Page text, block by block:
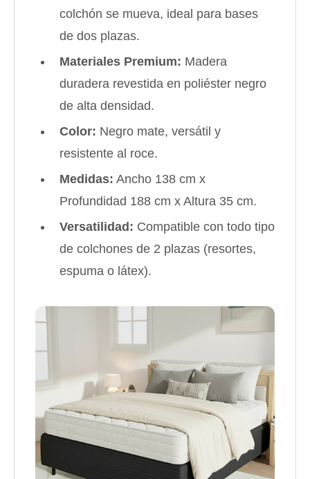
colchón se mueva, ideal para bases
de dos plazas.
Materiales Premium: Madera
duradera revestida en poliéster negro
de alta densidad.
Color: Negro mate, versátil y
resistente al roce.
Medidas: Ancho 138 cm x
Profundidad 188 cm x Altura 35 cm.
Versatilidad: Compatible con todo tipo
de colchones de 2 plazas (resortes,
espuma o látex).
Día Mes
* sujeto a aprobación crediticia. El monto disponible
puede variar por comercio